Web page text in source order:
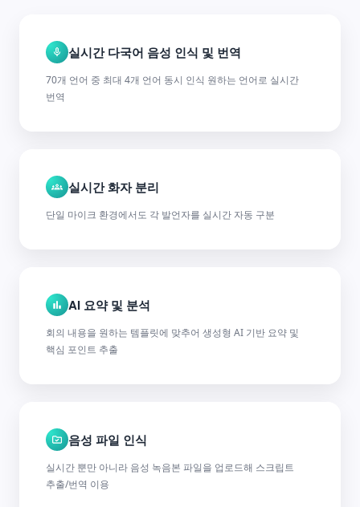
실시간 다국어 음성 인식 및 번역
70개 언어 중 최대 4개 언어 동시 인식 원하는 언어로 실시간
번역
실시간 화자 분리
단일 마이크 환경에서도 각 발언자를 실시간 자동 구분
AI 요약 및 분석
회의 내용을 원하는 템플릿에 맞추어 생성형 AI 기반 요약 및
핵심 포인트 추출
음성 파일 인식
실시간 뿐만 아니라 음성 녹음본 파일을 업로드해 스크립트
추출/번역 이용